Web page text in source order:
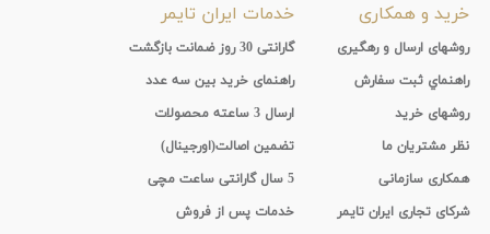
خرید و همکاری
روشهای ارسال و رهگیری
راهنماي ثبت سفارش
روشهای خرید
نظر مشتریان ما
همکاری سازمانی
شرکای تجاری ایران تایمر
خدمات ایران تایمر
گارانتی 30 روز ضمانت بازگشت
راهنمای خرید بین سه عدد
ارسال 3 ساعته محصولات
تضمین اصالت(اورجینال)
5 سال گارانتی ساعت مچی
خدمات پس از فروش